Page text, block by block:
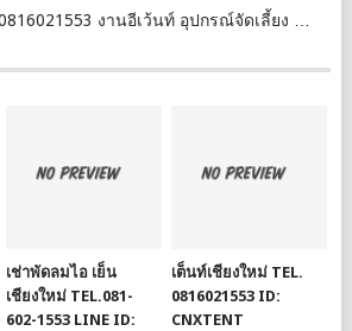
งานอีเว้นท์ อุปกรณ์จัดเลี้ยง …
เช่าพัดลมไอ เย็น
เชียงใหม่ TEL.081-
602-1553 LINE ID:
เต็นท์เชียงใหม่ TEL.
0816021553 ID:
CNXTENT